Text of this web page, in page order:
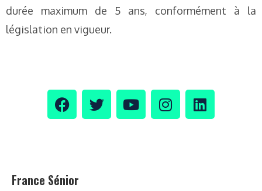
durée maximum de 5 ans, conformément à la
législation en vigueur.
France Sénior